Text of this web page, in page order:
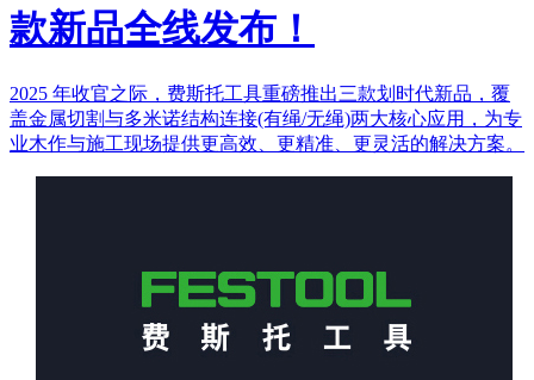
款新品全线发布！
2025 年收官之际，费斯托工具重磅推出三款划时代新品，覆
盖金属切割与多米诺结构连接(有绳/无绳)两大核心应用，为专
业木作与施工现场提供更高效、更精准、更灵活的解决方案。